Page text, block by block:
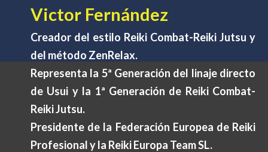
Victor Fernández
Creador del estilo Reiki Combat-Reiki Jutsu y
del método ZenRelax.
Representa la 5ª Generación del linaje directo
de Usui y la 1ª Generación de Reiki Combat-
Reiki Jutsu.
Presidente de la Federación Europea de Reiki
Profesional y la Reiki Europa Team SL.